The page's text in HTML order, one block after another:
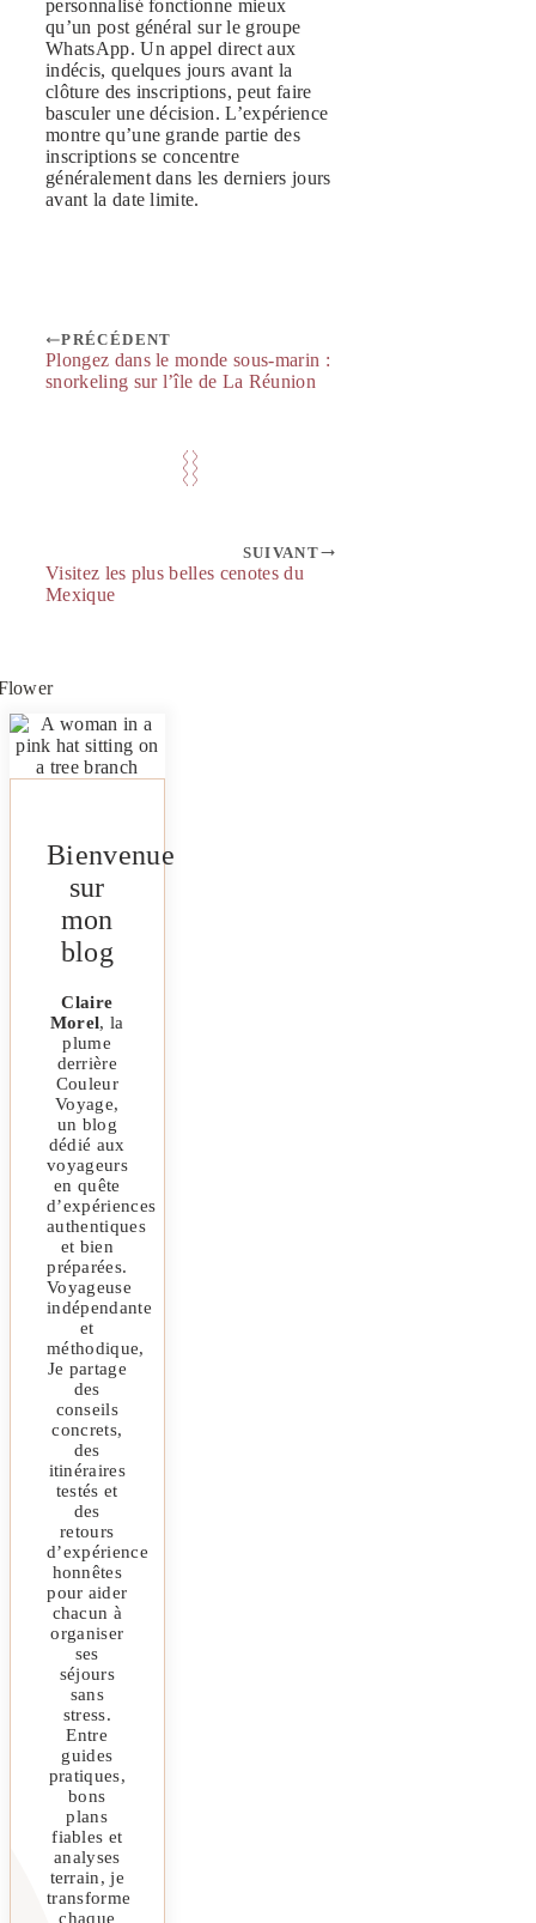
personnalisé fonctionne mieux
qu’un post général sur le groupe
WhatsApp. Un appel direct aux
indécis, quelques jours avant la
clôture des inscriptions, peut faire
basculer une décision. L’expérience
montre qu’une grande partie des
inscriptions se concentre
généralement dans les derniers jours
avant la date limite.
PRÉCÉDENT
Plongez dans le monde sous-marin :
snorkeling sur l’île de La Réunion
SUIVANT
Visitez les plus belles cenotes du
Mexique
Bienvenue
sur
mon
blog
Claire
Morel, la
plume
derrière
Couleur
Voyage,
un blog
dédié aux
voyageurs
en quête
d’expériences
authentiques
et bien
préparées.
Voyageuse
indépendante
et
méthodique,
Je partage
des
conseils
concrets,
des
itinéraires
testés et
des
retours
d’expérience
honnêtes
pour aider
chacun à
organiser
ses
séjours
sans
stress.
Entre
guides
pratiques,
bons
plans
fiables et
analyses
terrain, je
transforme
chaque